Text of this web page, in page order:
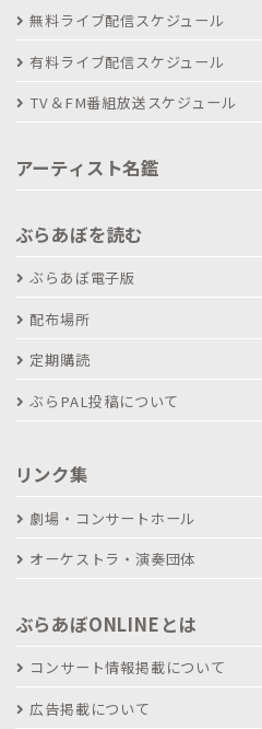
無料ライブ配信スケジュール
有料ライブ配信スケジュール
TV＆FM番組放送スケジュール
アーティスト名鑑
ぶらあぼを読む
ぶらあぼ電子版
配布場所
定期購読
ぶらPAL投稿について
リンク集
劇場・コンサートホール
オーケストラ・演奏団体
ぶらあぼONLINEとは
コンサート情報掲載について
広告掲載について